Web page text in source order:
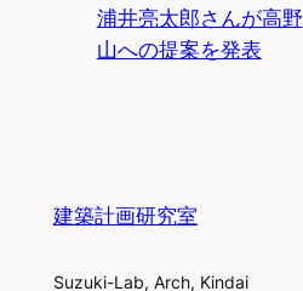
浦井亮太郎さんが高野
山への提案を発表
建築計画研究室
Suzuki-Lab, Arch, Kindai